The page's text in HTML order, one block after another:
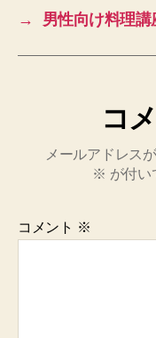
→
男性向け料理講
コ
メールアドレス
※ が付い
コメント ※